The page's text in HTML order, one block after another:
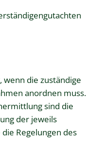
die zuständige
anordnen muss.
sind die
der jeweils
Regelungen des